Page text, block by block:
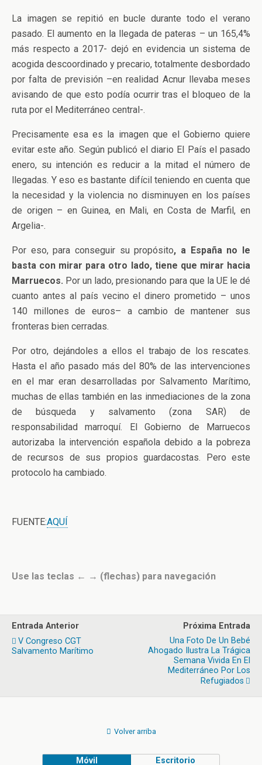
La imagen se repitió en bucle durante todo el verano
pasado. El aumento en la llegada de pateras – un 165,4%
más respecto a 2017- dejó en evidencia un sistema de
acogida descoordinado y precario, totalmente desbordado
por falta de previsión –en realidad Acnur llevaba meses
avisando de que esto podía ocurrir tras el bloqueo de la
ruta por el Mediterráneo central-.
Precisamente esa es la imagen que el Gobierno quiere
evitar este año. Según publicó el diario El País el pasado
enero, su intención es reducir a la mitad el número de
llegadas. Y eso es bastante difícil teniendo en cuenta que
la necesidad y la violencia no disminuyen en los países
de origen – en Guinea, en Mali, en Costa de Marfil, en
Argelia-.
Por eso, para conseguir su propósito, a España no le
basta con mirar para otro lado, tiene que mirar hacia
Marruecos. Por un lado, presionando para que la UE le dé
cuanto antes al país vecino el dinero prometido – unos
140 millones de euros– a cambio de mantener sus
fronteras bien cerradas.
Por otro, dejándoles a ellos el trabajo de los rescates.
Hasta el año pasado más del 80% de las intervenciones
en el mar eran desarrolladas por Salvamento Marítimo,
muchas de ellas también en las inmediaciones de la zona
de búsqueda y salvamento (zona SAR) de
responsabilidad marroquí. El Gobierno de Marruecos
autorizaba la intervención española debido a la pobreza
de recursos de sus propios guardacostas. Pero este
protocolo ha cambiado.
FUENTE:AQUÍ
Use las teclas ← → (flechas) para navegación
Entrada Anterior
V Congreso CGT
Salvamento Marítimo
Próxima Entrada
Una Foto De Un Bebé
Ahogado Ilustra La Trágica
Semana Vivida En El
Mediterráneo Por Los
Refugiados
Volver arriba
Móvil Escritorio